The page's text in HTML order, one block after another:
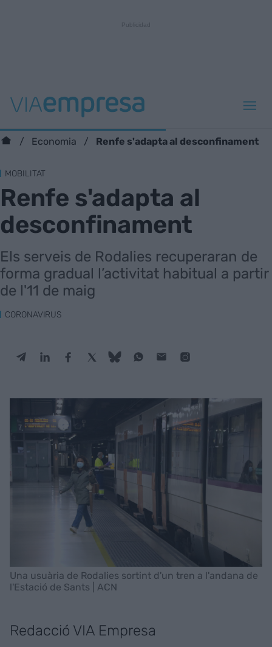
Economia Renfe s'adapta al desconfinament
MOBILITAT
Renfe s'adapta al
desconfinament
Els serveis de Rodalies recuperaran de
forma gradual l’activitat habitual a partir
de l'11 de maig
CORONAVIRUS
Una usuària de Rodalies sortint d'un tren a l'andana de
l'Estació de Sants | ACN
Redacció VIA Empresa